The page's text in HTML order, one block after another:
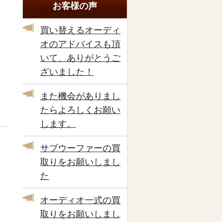
お客様の声
買い替えるオーディ
オのアドバイスも頂
いて、ありがとうご
ざいました！
また機会がありまし
たらよろしくお願い
します。
サブウーファーの買
取りをお願いしまし
た
オーディオ一式の買
取りをお願いしまし